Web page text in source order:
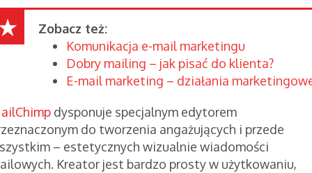
Zobacz też:
Komunikacja e-mail marketingu
Dobry mailing – jak pisać do klienta?
E-mail marketing – działania
dysponuje specjalnym edytorem
do tworzenia angażujących i przede
– estetycznych wizualnie wiadomości
Kreator jest bardzo prosty w użytkowaniu,